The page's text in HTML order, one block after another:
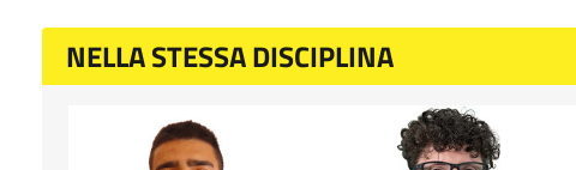
NELLA STESSA DISCIPLINA